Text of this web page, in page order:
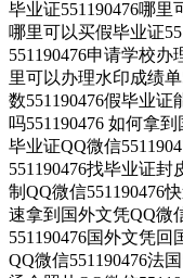
毕业证551190476哪里
哪里可以买假毕业证
551190476申请学校
里可以办理水印成绩
数551190476假毕业证
吗551190476 如何拿
毕业证QQ微信
551190476找毕业证封
制QQ微信551190476
速拿到国外文凭QQ微
551190476国外文凭回
QQ微信551190476法